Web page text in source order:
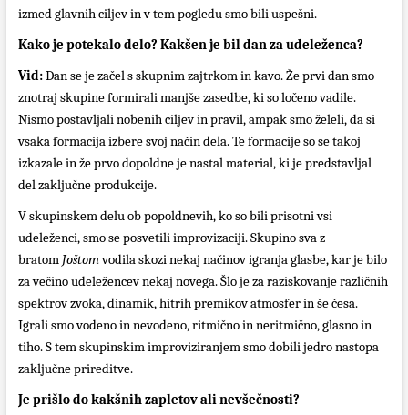
izmed glavnih ciljev in v tem pogledu smo bili uspešni.
Kako je potekalo delo? Kakšen je bil dan za udeleženca?
Vid:Dan se je začel s skupnim zajtrkom in kavo. Že prvi dan smo
znotraj skupine formirali manjše zasedbe, ki so ločeno vadile.
Nismo postavljali nobenih ciljev in pravil, ampak smo želeli, da si
vsaka formacija izbere svoj način dela. Te formacije so se takoj
izkazale in že prvo dopoldne je nastal material, ki je predstavljal
del zaključne produkcije.
V skupinskem delu ob popoldnevih, ko so bili prisotni vsi
udeleženci, smo se posvetili improvizaciji. Skupino sva z
bratom Joštomvodila skozi nekaj načinov igranja glasbe, kar je bilo
za večino udeležencev nekaj novega. Šlo je za raziskovanje različnih
spektrov zvoka, dinamik, hitrih premikov atmosfer in še česa.
Igrali smo vodeno in nevodeno, ritmično in neritmično, glasno in
tiho. S tem skupinskim improviziranjem smo dobili jedro nastopa
zaključne prireditve.
Je prišlo do kakšnih zapletov ali nevšečnosti?